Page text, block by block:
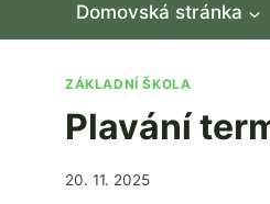
Domovská stránka
ZÁKLADNÍ ŠKOLA
Plavání
Od
20. 11. 2025